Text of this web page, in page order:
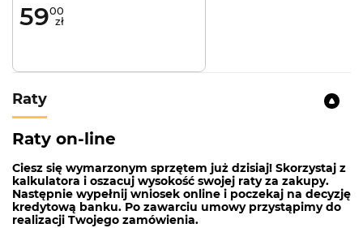
5900
zł
Raty
Raty on-line
Ciesz się wymarzonym sprzętem już dzisiaj! Skorzystaj z
kalkulatora i oszacuj wysokość swojej raty za zakupy.
Następnie wypełnij wniosek online i poczekaj na decyzję
kredytową banku. Po zawarciu umowy przystąpimy do
realizacji Twojego zamówienia.